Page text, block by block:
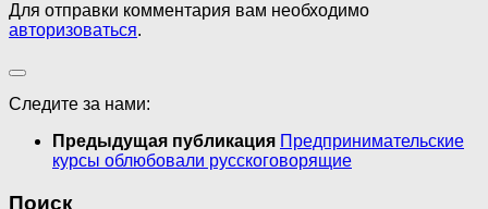
Для отправки комментария вам необходимо
авторизоваться.
Следите за нами:
Предыдущая публикация Предпринимательские
курсы облюбовали русскоговорящие
Поиск